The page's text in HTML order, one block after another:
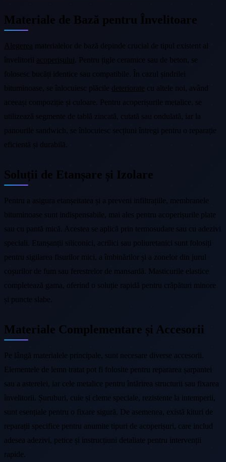
Materiale de Bază pentru Învelitoare
Alegerea materialelor de bază depinde crucial de tipul existent al
învelitorii acoperișului . Pentru țigle ceramice sau de beton, se
folosesc bucăți identice sau compatibile. În cazul șindrilei
bituminoase, se înlocuiesc plăcile deteriorate cu altele noi, având
aceeași compoziție și culoare. Pentru acoperișurile metalice, se
utilizează segmente de tablă zincată, cutată sau ondulată, iar la
panourile sandwich, se înlocuiesc secțiuni întregi pentru o reparație
eficientă și durabilă.
Soluții de Etanșare și Izolare
Pentru a asigura etanșeitatea și a preveni infiltrațiile, membranele
bituminoase sunt indispensabile, mai ales pentru acoperișurile plate
sau cu pantă mică. Acestea se aplică prin termosudare sau cu adezivi
speciali. Etanșanții siliconici, acrilici sau poliuretanici sunt folosiți
pentru sigilarea fisurilor mici, a îmbinărilor și a zonelor din jurul
coșurilor de fum sau ferestrelor de mansardă. Masticurile elastice
completează gama, oferind o soluție rapidă pentru crăpături minore
și puncte slabe.
Materiale Complementare și Accesorii
Pe lângă materialele principale, sunt necesare diverse accesorii.
Elementele de lemn tratat pot fi folosite pentru repararea șarpantei
sau a asterelei, iar cele metalice pentru întărirea structurii sau fixarea
învelitorii. Șuruburi, cuie și cleme speciale, rezistente la intemperii,
sunt esențiale pentru o fixare sigură. De asemenea, există kituri de
reparații specifice pentru anumite tipuri de acoperișuri, care includ
adesea adezivi, petice și instrucțiuni detaliate pentru intervenții
rapide.